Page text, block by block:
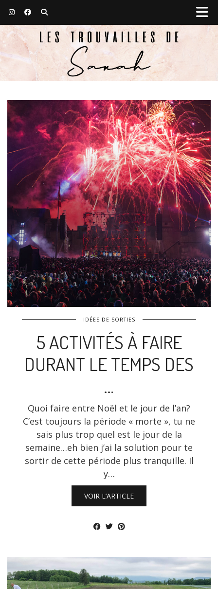
IDÉES DE SORTIES
5 ACTIVITÉS À FAIRE
DURANT LE TEMPS DES
…
Quoi faire entre Noël et le jour de l’an?
C’est toujours la période « morte », tu ne
sais plus trop quel est le jour de la
semaine…eh bien j’ai la solution pour te
sortir de cette période plus tranquille. Il
y…
VOIR L’ARTICLE